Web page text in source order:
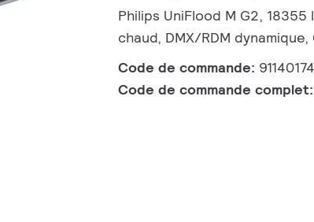
Philips UniFlood M G2, 18355
chaud, DMX/RDM
Code de commande:
Code de commande complet: